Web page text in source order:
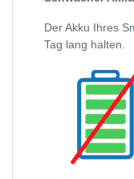
Der Akku Ihres
Tag lang halten.